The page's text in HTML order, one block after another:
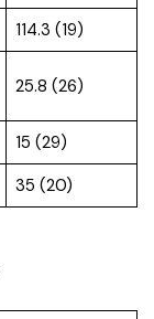
114.3 (19)
25.8 (26)
15 (29)
35 (20)